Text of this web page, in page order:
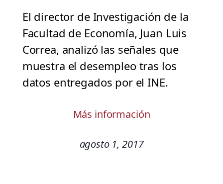
El director de Investigación de la
Facultad de Economía, Juan Luis
Correa, analizó las señales que
muestra el desempleo tras los
datos entregados por el INE.
Más información
agosto 1, 2017